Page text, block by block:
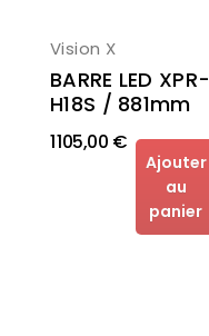
Vision X
BARRE LED XPR-
H18S / 881mm
1 105,00 €
Ajouter
au
panier